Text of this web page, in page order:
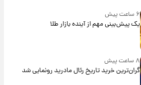
۶ ساعت پیش
یک پیش‌بینی مهم از آینده بازار طلا
۸ ساعت پیش
گران‌ترین خرید تاریخ رئال مادرید رونمایی شد